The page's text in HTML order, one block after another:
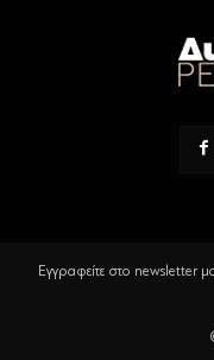
Εγγραφείτε στο newsletter